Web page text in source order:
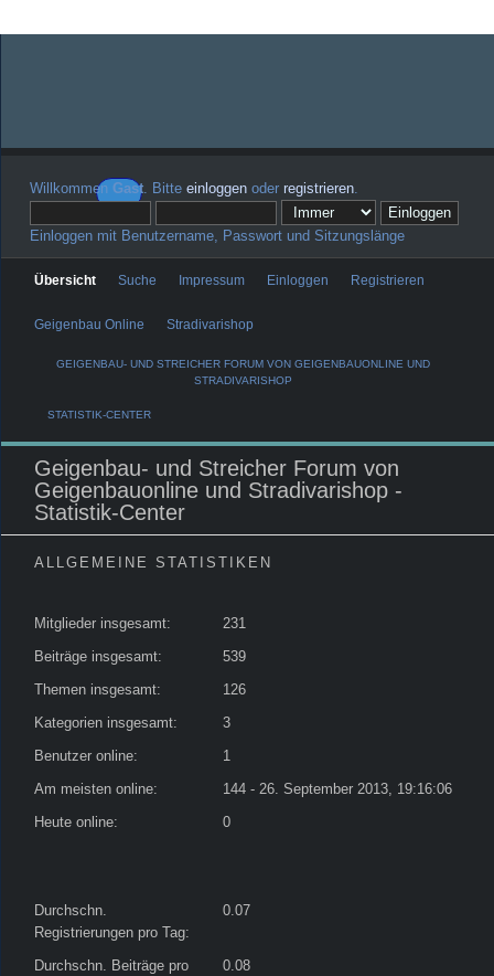
Willkommen Gast. Bitte einloggen oder registrieren.
Einloggen mit Benutzername, Passwort und Sitzungslänge
Übersicht Suche Impressum Einloggen Registrieren
Geigenbau Online Stradivarishop
GEIGENBAU- UND STREICHER FORUM VON GEIGENBAUONLINE UND
STRADIVARISHOP
STATISTIK-CENTER
Geigenbau- und Streicher Forum von
Geigenbauonline und Stradivarishop -
Statistik-Center
ALLGEMEINE STATISTIKEN
Mitglieder insgesamt:
231
Beiträge insgesamt:
539
Themen insgesamt:
126
Kategorien insgesamt:
3
Benutzer online:
1
Am meisten online:
144 - 26. September 2013, 19:16:06
Heute online:
0
Durchschn.
Registrierungen pro Tag:
0.07
Durchschn. Beiträge pro
0.08